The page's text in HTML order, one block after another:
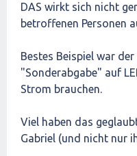
DAS wirkt sich nicht
betroffenen Personen
Bestes Beispiel war
"Sonderabgabe" auf
Strom brauchen.
Viel haben das
Gabriel (und nicht nur